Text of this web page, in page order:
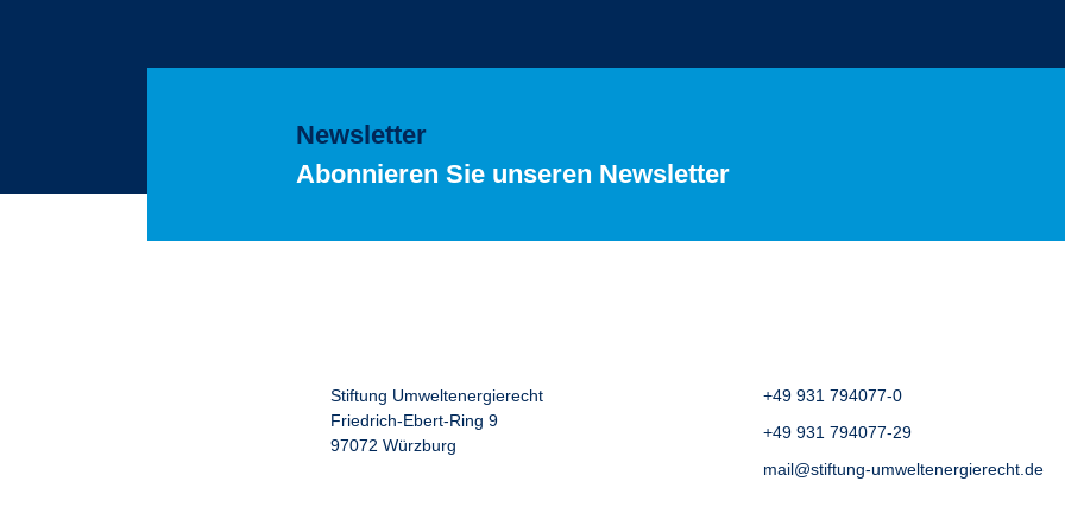
Newsletter
Abonnieren Sie unseren Newsletter
Stiftung Umweltenergierecht
Friedrich-Ebert-Ring 9
97072 Würzburg
+49 931 794077-0
+49 931 794077-29
mail@stiftung-umweltenergierecht.de